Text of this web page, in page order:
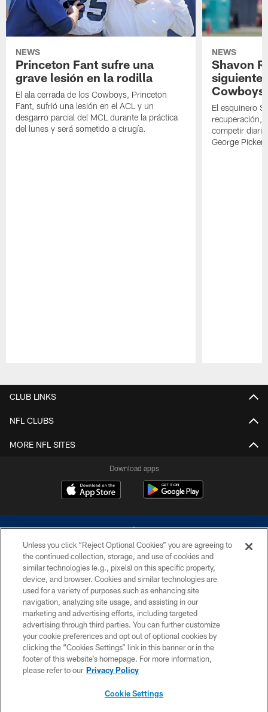
NEWS
Princeton Fant sufre una
grave lesión en la rodilla
El ala cerrada de los Cowboys, Princeton
Fant, sufrió una lesión en el ACL y un
desgarro parcial del MCL durante la práctica
del lunes y será sometido a cirugía.
NEWS
Shavon
siguiente
Cowboys
El esquinero
recuperación,
competir
George
CLUB LINKS
NFL CLUBS
MORE NFL SITES
Download apps
©2026 Dallas Cowboys. All rights reserved. Do not duplicate in any form
without permission of the Dallas Cowboys. The Dallas Cowboys
Cheerleaders will not initiate contact with any person to request personal or
financial information.
PRIVACY POLICY
ACCESSIBILITY
SITE MAP
Unless you click “Reject Optional Cookies” you are agreeing to
the continued collection, storage, and use of cookies and
similar technologies (e.g., pixels) on this specific property,
device, and browser. Cookies and similar technologies are
used for a variety of purposes such as enhancing site
navigation, analyzing site usage, and assisting in our
marketing and advertising efforts, including targeted
advertising through third parties. You can further customize
your cookie preferences and opt out of optional cookies by
clicking the “Cookies Settings” link in this banner or in the
footer of this website’s homepage. For more information,
please refer to our Privacy Policy
Cookie Settings